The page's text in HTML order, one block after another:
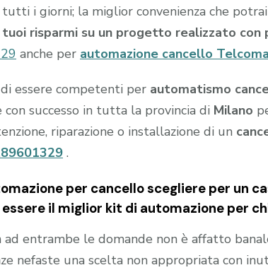
i giorni; la miglior convenienza che
risparmi su un progetto realizzato con
anche per automazione cancello
essere competenti per automatismo
successo in tutta la provincia di Milano
riparazione o installazione di un
.
per cancello scegliere per un
il miglior kit di automazione per
ad entrambe le domande non è affatto
nefaste una scelta non appropriata con